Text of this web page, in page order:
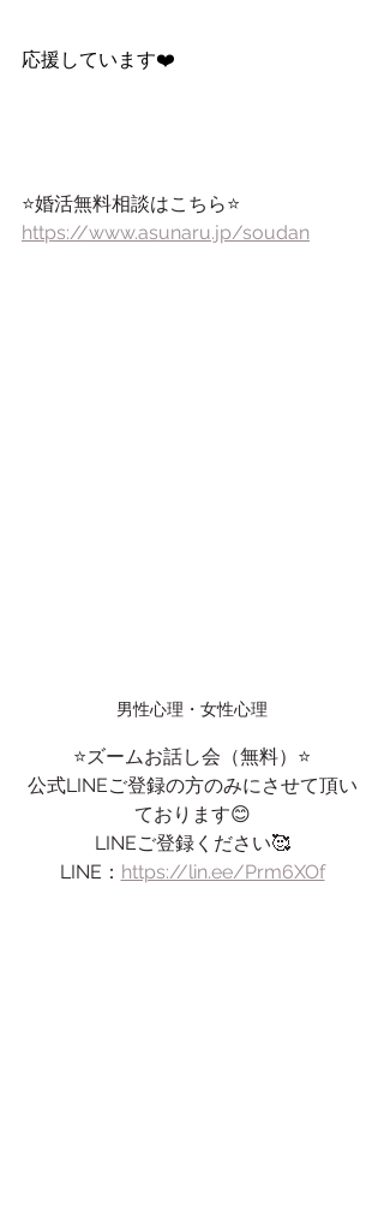
応援しています❤️
⭐️婚活無料相談はこちら⭐️
https://www.asunaru.jp/soudan
男性心理・女性心理
⭐️ズームお話し会（無料）⭐️
公式LINEご登録の方のみにさせて頂い
ております😊
LINEご登録ください🥰
LINE： https://lin.ee/Prm6XOf